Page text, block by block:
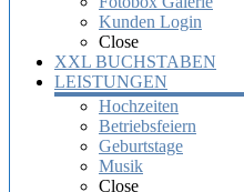
Kunden Login
Close
XXL BUCHSTABEN
LEISTUNGEN
Hochzeiten
Betriebsfeiern
Geburtstage
Musik
Close